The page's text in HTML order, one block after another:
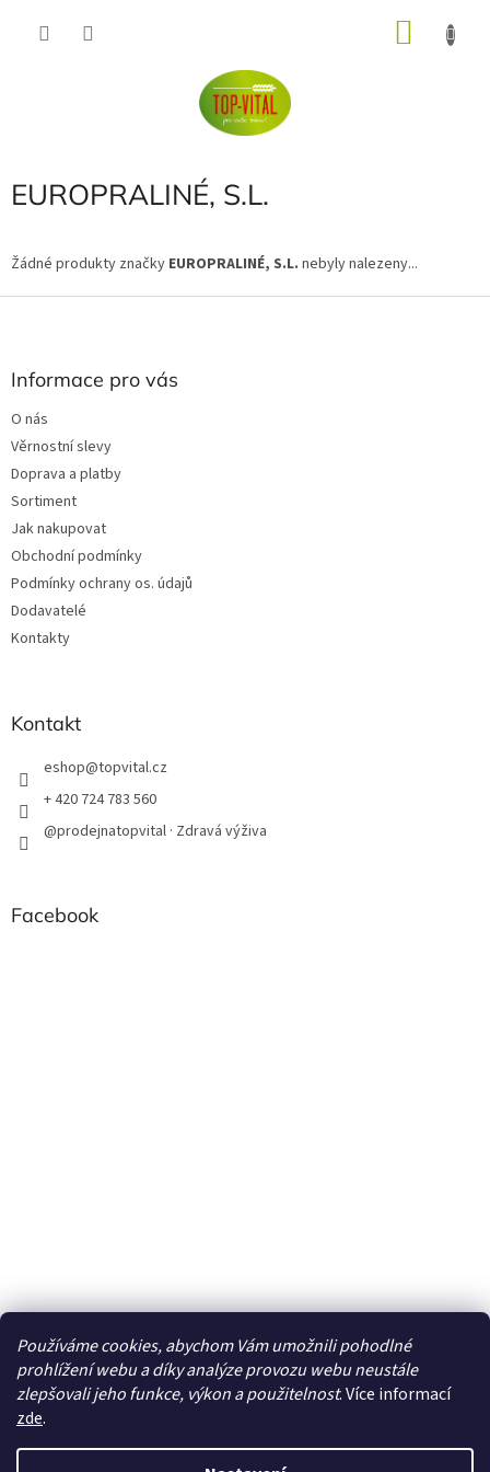
Používáme cookies, abychom Vám umožnili pohodlné
prohlížení webu a díky analýze provozu webu neustále
zlepšovali jeho funkce, výkon a použitelnost. Více informací
zde.
EUROPRALINÉ, S.L.
Žádné produkty značky EUROPRALINÉ, S.L. nebyly nalezeny...
Informace pro vás
O nás
Věrnostní slevy
Doprava a platby
Sortiment
Jak nakupovat
Obchodní podmínky
Podmínky ochrany os. údajů
Dodavatelé
Kontakty
Kontakt
eshop@topvital.cz
+ 420 724 783 560
@prodejnatopvital · Zdravá výživa
Facebook